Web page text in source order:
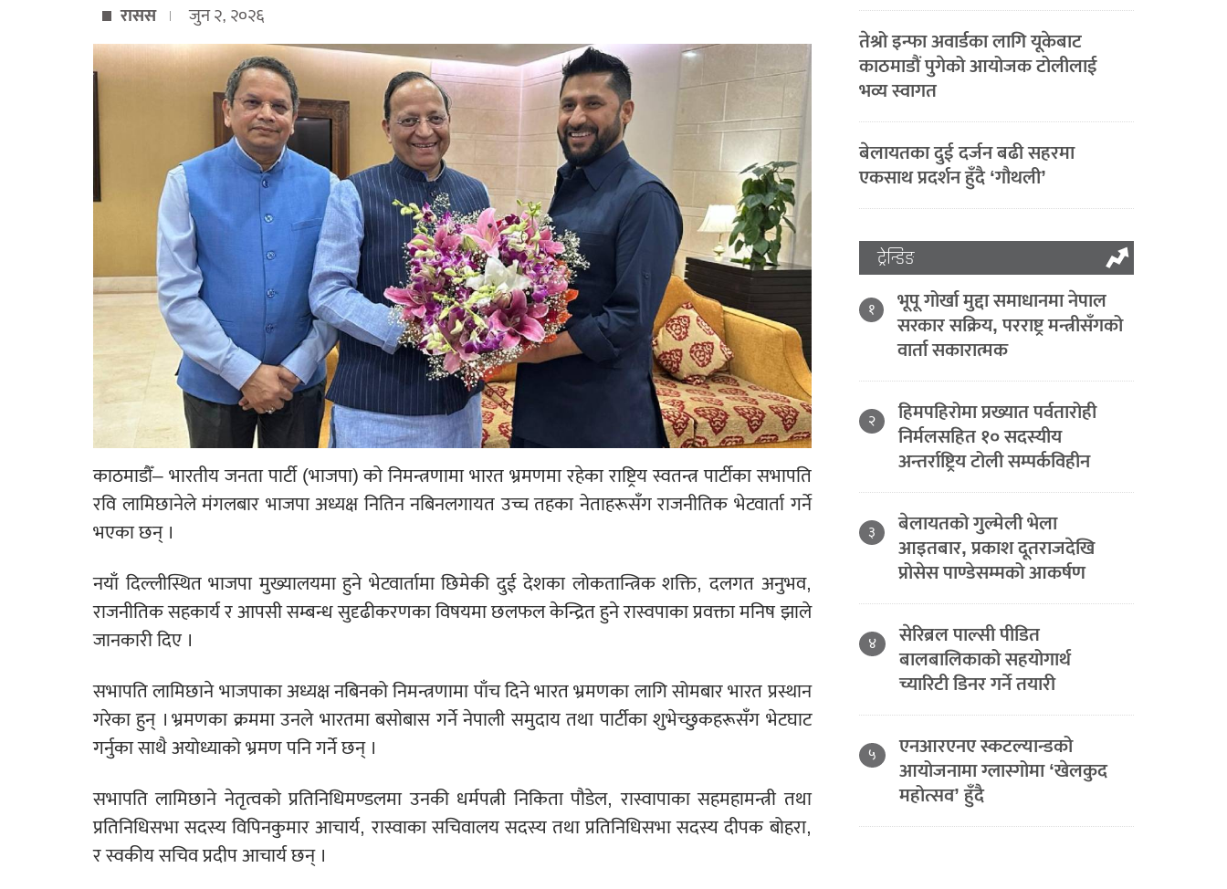
रासस जुन २, २०२६
काठमाडौँ– भारतीय जनता पार्टी (भाजपा) को निमन्त्रणामा भारत भ्रमणमा रहेका राष्ट्रिय स्वतन्त्र पार्टीका सभापति
रवि लामिछानेले मंगलबार भाजपा अध्यक्ष नितिन नबिनलगायत उच्च तहका नेताहरूसँग राजनीतिक भेटवार्ता गर्ने
भएका छन् ।
नयाँ दिल्लीस्थित भाजपा मुख्यालयमा हुने भेटवार्तामा छिमेकी दुई देशका लोकतान्त्रिक शक्ति, दलगत अनुभव,
राजनीतिक सहकार्य र आपसी सम्बन्ध सुदृढीकरणका विषयमा छलफल केन्द्रित हुने रास्वपाका प्रवक्ता मनिष झाले
जानकारी दिए ।
सभापति लामिछाने भाजपाका अध्यक्ष नबिनको निमन्त्रणामा पाँच दिने भारत भ्रमणका लागि सोमबार भारत प्रस्थान
गरेका हुन् । भ्रमणका क्रममा उनले भारतमा बसोबास गर्ने नेपाली समुदाय तथा पार्टीका शुभेच्छुकहरूसँग भेटघाट
गर्नुका साथै अयोध्याको भ्रमण पनि गर्ने छन् ।
सभापति लामिछाने नेतृत्वको प्रतिनिधिमण्डलमा उनकी धर्मपत्नी निकिता पौडेल, रास्वापाका सहमहामन्त्री तथा
प्रतिनिधिसभा सदस्य विपिनकुमार आचार्य, रास्वाका सचिवालय सदस्य तथा प्रतिनिधिसभा सदस्य दीपक बोहरा,
र स्वकीय सचिव प्रदीप आचार्य छन् ।
तेश्रो इन्फा अवार्डका लागि यूकेबाट
काठमाडौं पुगेको आयोजक टोलीलाई
भव्य स्वागत
बेलायतका दुई दर्जन बढी सहरमा
एकसाथ प्रदर्शन हुँदै ‘गौथली’
ट्रेन्डिङ
१ भूपू गोर्खा मुद्दा समाधानमा नेपाल
सरकार सक्रिय, परराष्ट्र मन्त्रीसँगको
वार्ता सकारात्मक
२ हिमपहिरोमा प्रख्यात पर्वतारोही
निर्मलसहित १० सदस्यीय
अन्तर्राष्ट्रिय टोली सम्पर्कविहीन
३ बेलायतको गुल्मेली भेला
आइतबार, प्रकाश दूतराजदेखि
प्रोसेस पाण्डेसम्मको आकर्षण
४ सेरिब्रल पाल्सी पीडित
बालबालिकाको सहयोगार्थ
च्यारिटी डिनर गर्ने तयारी
५ एनआरएनए स्कटल्यान्डको
आयोजनामा ग्लास्गोमा ‘खेलकुद
महोत्सव’ हुँदै